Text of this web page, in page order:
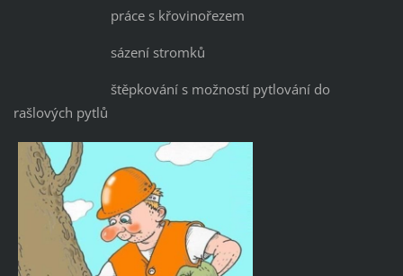
práce s křovinořezem
sázení stromků
štěpkování s možností pytlování do
rašlových pytlů